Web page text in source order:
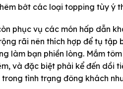
bớt các loại topping tùy ý
phục vụ các món hấp dẫn
rãi nên thích hợp để tụ tập
làm bạn phiền lòng. Mắm
và đặc biệt phải kể đến dồi
tình trạng đông khách